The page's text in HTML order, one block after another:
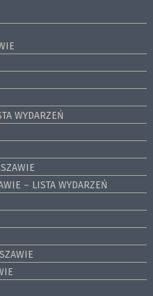
WYDARZEŃ
– LISTA WYDARZEŃ